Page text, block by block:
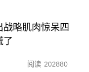
战略肌肉惊呆四
了
阅读 202880